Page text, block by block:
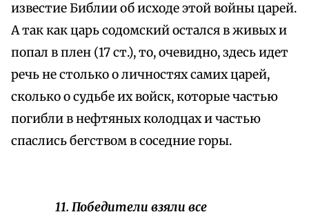
известие Библии об исходе этой войны царей.
А так как царь содомский остался в живых и
попал в плен (17 ст.), то, очевидно, здесь идет
речь не столько о личностях самих царей,
сколько о судьбе их войск, которые частью
погибли в нефтяных колодцах и частью
спаслись бегством в соседние горы.
11. Победители взяли все